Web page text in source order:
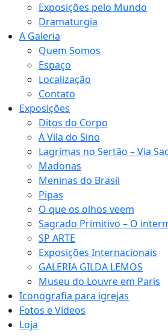
Exposições pelo Mundo
Dramaturgia
A Galeria
Quem Somos
Espaço
Localização
Contato
Exposições
Ditos do Corpo
A Vila do Sino
Lagrimas no Sertão – Via
Madonas
Meninas do Brasil
Pipas
O que os olhos veem
Sagrado Primitivo – O
SP ARTE
Exposições Internacionais
GALERIA GILDA LEMOS
Museu do Louvre em Paris
Iconografia para igrejas
Fotos e Vídeos
Loja